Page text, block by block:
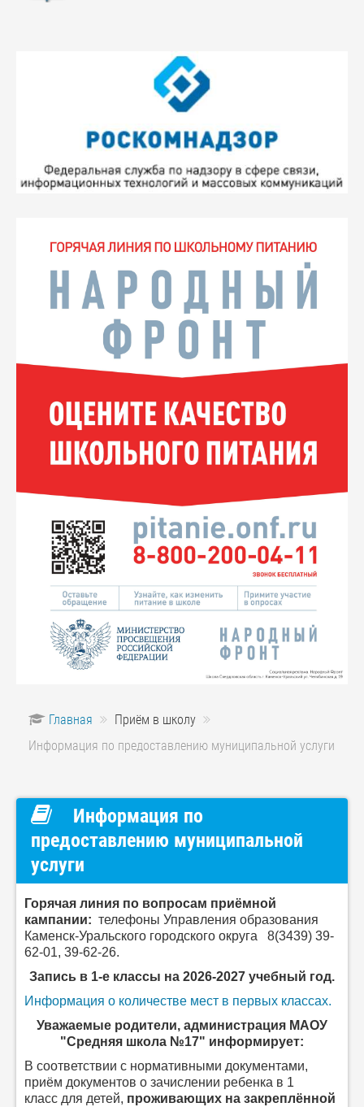
Главная
Приём в школу
Информация по предоставлению муниципальной услуги
Информация по
предоставлению муниципальной
услуги
Горячая линия по вопросам приёмной
кампании: телефоны Управления образования
Каменск-Уральского городского округа 8(3439) 39-
62-01, 39-62-26.
Запись в 1-е классы на 2026-2027 учебный год.
Информация о количестве мест в первых классах.
Уважаемые родители, администрация МАОУ
"Средняя школа №17" информирует:
В соответствии с нормативными документами,
приём документов о зачислении ребенка в 1
класс для детей, проживающих на закреплённой